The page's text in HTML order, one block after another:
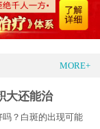
MORE+
大还能治
？白斑的出现可能